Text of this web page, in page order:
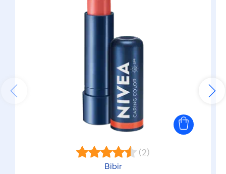
(2)
Bibir